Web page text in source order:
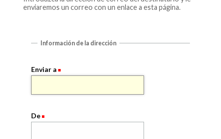
enviaremos un correo con un enlace a esta página.
Información de la dirección
Enviar a
De